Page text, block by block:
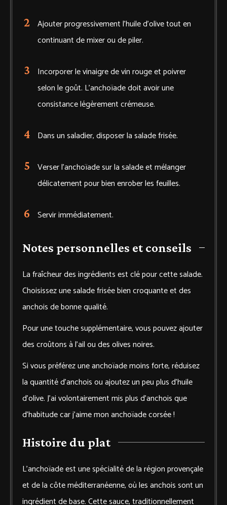
Ajouter progressivement l’huile d’olive tout en
continuant de mixer ou de piler.
Incorporer le vinaigre de vin rouge et poivrer
selon le goût. L’anchoïade doit avoir une
consistance légèrement crémeuse.
Dans un saladier, disposer la salade frisée.
Verser l’anchoïade sur la salade et mélanger
délicatement pour bien enrober les feuilles.
Servir immédiatement.
Notes personnelles et conseils
La fraîcheur des ingrédients est clé pour cette salade.
Choisissez une salade frisée bien croquante et des
anchois de bonne qualité.
Pour une touche supplémentaire, vous pouvez ajouter
des croûtons à l’ail ou des olives noires.
Si vous préférez une anchoïade moins forte, réduisez
la quantité d’anchois ou ajoutez un peu plus d’huile
d’olive. J’ai volontairement mis plus d’anchois que
d’habitude car j’aime mon anchoïade corsée !
Histoire du plat
L’anchoïade est une spécialité de la région provençale
et de la côte méditerranéenne, où les anchois sont un
ingrédient de base. Cette sauce, traditionnellement